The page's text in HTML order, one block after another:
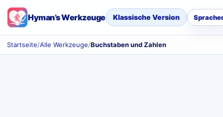
Hyman’s Werkzeuge Klassische Version
Startseite/Alle Werkzeuge/Buchstaben und Zahlen